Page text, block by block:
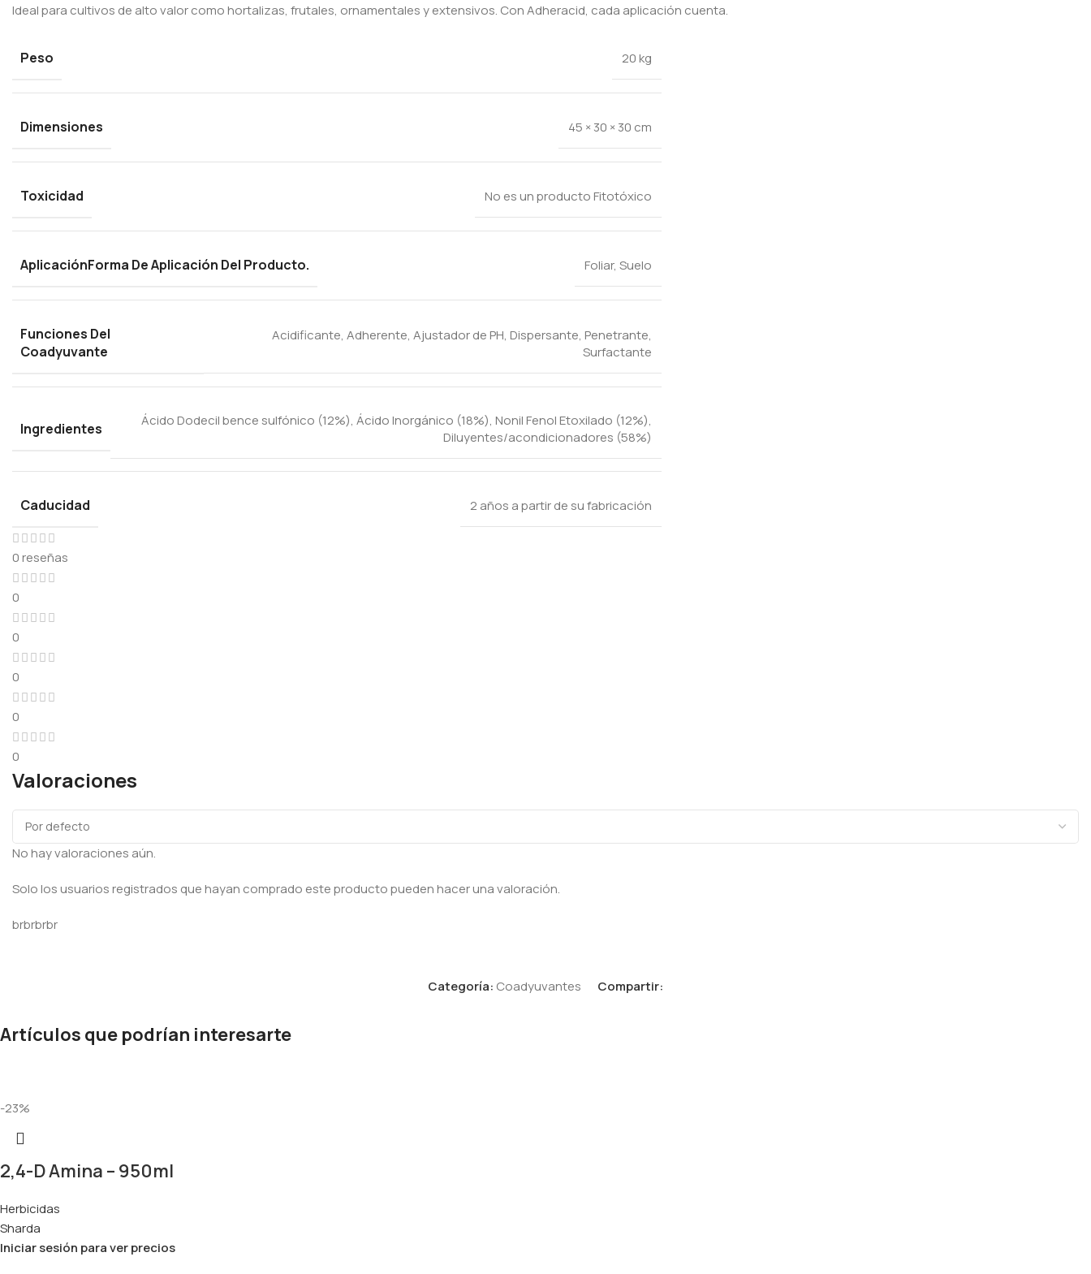
Ideal para cultivos de alto valor como hortalizas, frutales, ornamentales y extensivos. Con Adheracid, cada aplicación cuenta.
Peso 20 kg
Dimensiones 45 × 30 × 30 cm
Toxicidad No es un producto Fitotóxico
AplicaciónForma De Aplicación Del Producto. Foliar, Suelo
Funciones Del
Coadyuvante
Acidificante, Adherente, Ajustador de PH, Dispersante, Penetrante,
Surfactante
Ingredientes
Ácido Dodecil bence sulfónico (12%), Ácido Inorgánico (18%), Nonil Fenol Etoxilado (12%),
Diluyentes/acondicionadores (58%)
Caducidad 2 años a partir de su fabricación
0 reseñas
0
0
0
0
0
Valoraciones
No hay valoraciones aún.
Solo los usuarios registrados que hayan comprado este producto pueden hacer una valoración.
brbrbrbr
Categoría: Coadyuvantes Compartir:
Artículos que podrían interesarte
-23%
2,4-D Amina – 950ml
Herbicidas
Sharda
Iniciar sesión para ver precios